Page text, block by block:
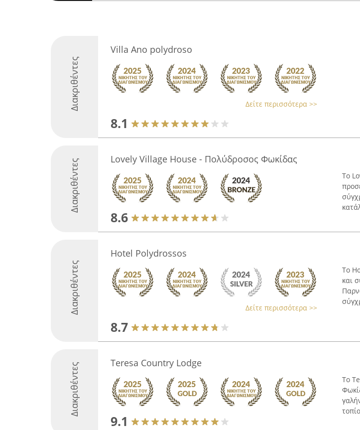
Διακριθέντες
Villa Ano polydroso
Δείτε περισσότερα >>
8.1
Διακριθέντες Lovely Village House - Πολύδροσος Φωκίδας
8.6
Το
Διακριθέντες
Hotel Polydrossos
Δείτε περισσότερα >>
8.7
Το
και
Διακριθέντες Teresa Country Lodge
9.1
Το